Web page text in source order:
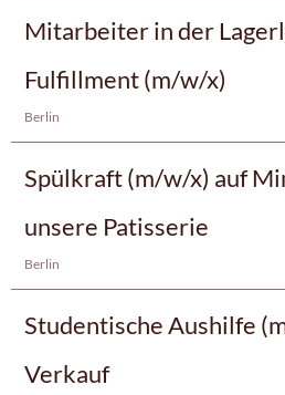
Mitarbeiter in der
Fulfillment (m/w/x)
Berlin
Spülkraft (m/w/x) auf
unsere Patisserie
Berlin
Studentische Aushilfe
Verkauf